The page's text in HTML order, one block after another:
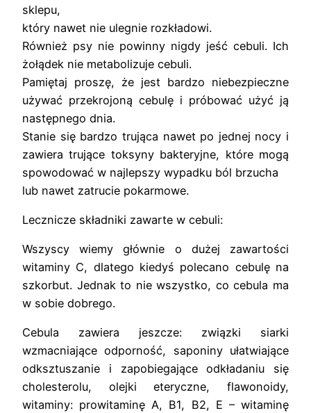
sklepu,
który nawet nie ulegnie rozkładowi.
Również psy nie powinny nigdy jeść cebuli. Ich
żołądek nie metabolizuje cebuli.
Pamiętaj proszę, że jest bardzo niebezpieczne
używać przekrojoną cebulę i próbować użyć ją
następnego dnia.
Stanie się bardzo trująca nawet po jednej nocy i
zawiera trujące toksyny bakteryjne, które mogą
spowodować w najlepszy wypadku ból brzucha
lub nawet zatrucie pokarmowe.
Lecznicze składniki zawarte w cebuli:
Wszyscy wiemy głównie o dużej zawartości
witaminy C, dlatego kiedyś polecano cebulę na
szkorbut. Jednak to nie wszystko, co cebula ma
w sobie dobrego.
Cebula zawiera jeszcze: związki siarki
wzmacniające odporność, saponiny ułatwiające
odksztuszanie i zapobiegające odkładaniu się
cholesterolu, olejki eteryczne, flawonoidy,
witaminy: prowitaminę A, B1, B2, E – witaminę